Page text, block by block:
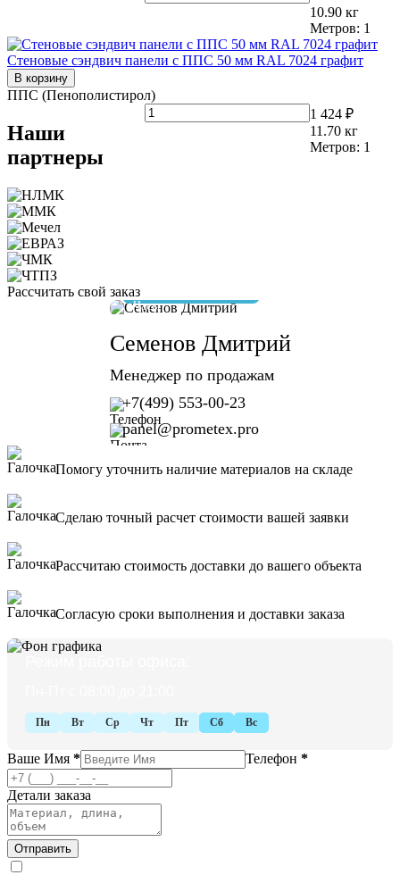
10.90 кг
Метров: 1
Стеновые сэндвич панели с ППС 50 мм RAL 7024 графит
В корзину
ППС (Пенополистирол)
1 424 ₽
11.70 кг
Метров: 1
Наши
партнеры
Рассчитать свой заказ
Семенов Дмитрий
Менеджер по продажам
+7(499) 553-00-23
panel@prometex.pro
Ваше Имя * Телефон *
Детали заказа
Помогу уточнить наличие материалов на складе
Сделаю точный расчет стоимости вашей заявки
Рассчитаю стоимость доставки до вашего объекта
Согласую сроки выполнения и доставки заказа
Пн Вт Ср Чт Пт Сб Вс